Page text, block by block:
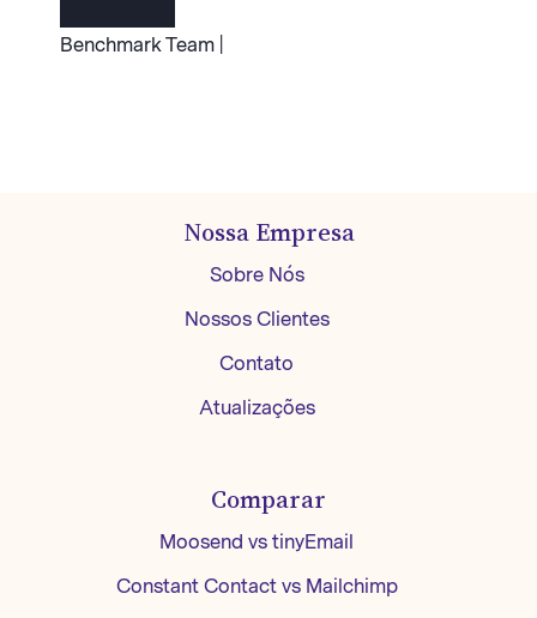
Benchmark Team |
Nossa Empresa
Sobre Nós
Nossos Clientes
Contato
Atualizações
Comparar
Moosend vs tinyEmail
Constant Contact vs Mailchimp